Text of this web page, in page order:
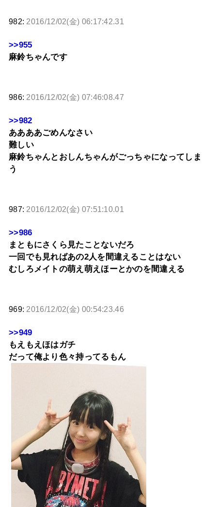
982: 2016/12/02(金) 06:17:42.31
>>955
麻鈴ちゃんです
986: 2016/12/02(金) 07:46:08.47
>>982
ああああごめんなさい
難しい
麻鈴ちゃんとおしんちゃんがごっちゃになってしま
う
987: 2016/12/02(金) 07:51:10.01
>>986
まともにさくら見たことないだろ
一回でも見ればあの2人を間違えることはない
むしろメイトの萌え萌えほーとかのを間違える
969: 2016/12/02(金) 00:54:23.46
>>949
もえもえほはガチ
だって俺より色々持ってるもん